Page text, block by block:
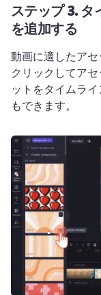
ステップ 3.タ
を追加する
動画に適したア
クリックしてア
ットをタイムラ
もできます。